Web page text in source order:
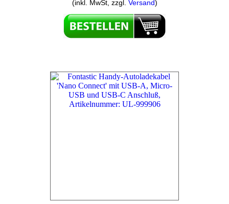
(inkl. MwSt, zzgl. Versand)